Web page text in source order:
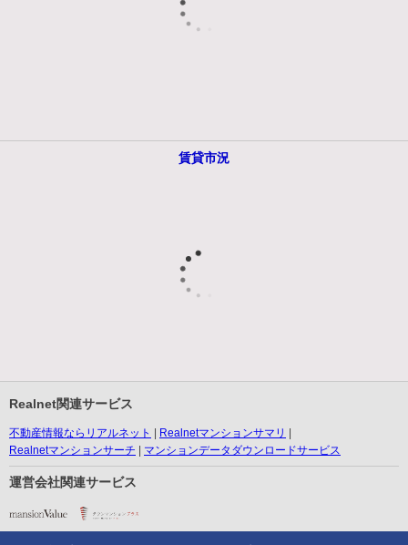
賃貸市況
Realnet関連サービス
不動産情報ならリアルネット
Realnetマンションサマリ
Realnetマンションサーチ
マンションデータダウンロードサービス
運営会社関連サービス